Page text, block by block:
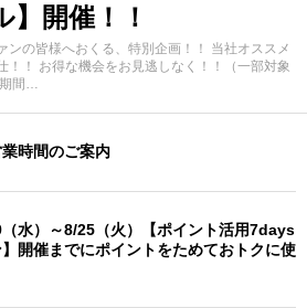
開催！！
ンの皆様へおくる、特別企画！！ 当社オススメ
！！ お得な機会をお見逃しなく！！（一部対象
期間…
時間のご案内
水）～8/25（火）【ポイント活用7days
開催までにポイントをためておトクに使